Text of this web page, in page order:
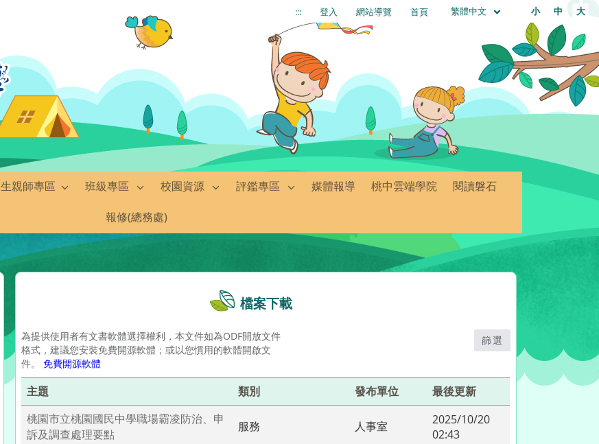
::: 登入 網站導覽 首頁 繁體中文 小 中 大
生親師專區 班級專區 校園資源 評鑑專區 媒體報導 桃中雲端學院 閱讀磐石
報修(總務處)
檔案下載
為提供使用者有文書軟體選擇權利，本文件如為ODF開放文件
格式，建議您安裝免費開源軟體；或以您慣用的軟體開啟文
件。免費開源軟體
篩選
主題 類別 發布單位
最後更新
桃園市立桃園國民中學職場霸凌防治、申
訴及調查處理要點
服務 人事室
2025/10/20
02:43